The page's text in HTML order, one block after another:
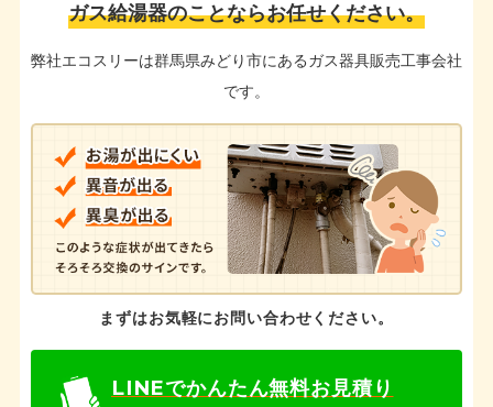
ガス給湯器のことならお任せください。
弊社エコスリーは群馬県みどり市にあるガス器具販売工事会社
です。
まずはお気軽にお問い合わせください。
LINEでかんたん無料お見積り